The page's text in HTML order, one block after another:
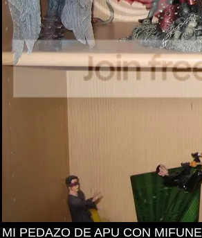
MI PEDAZO DE APU CON MIFUNE